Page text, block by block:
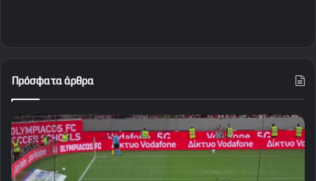
Πρόσφατα άρθρα